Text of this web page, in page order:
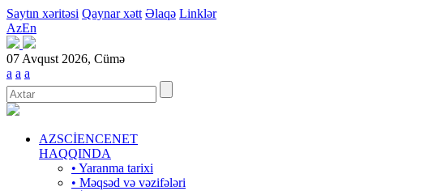
Saytın xəritəsi Qaynar xətt Əlaqə Linklər
AzEn
07 Avqust 2026, Cümə
a a a
AZSCİENCENET
HAQQINDA
• Yaranma tarixi
• Məqsəd və vəzifələri